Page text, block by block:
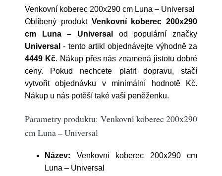
Venkovní koberec 200x290 cm Luna – Universal
Oblíbený produkt Venkovní koberec 200x290
cm Luna – Universal
od populární značky
Universal - tento artikl objednávejte výhodně za
4449 Kč. Nákup přes nás znamená jistotu dobré
ceny. Pokud nechcete platit dopravu, stačí
vytvořit objednávku v minimální hodnotě Kč.
Nákup u nás potěší také vaši peněženku.
Parametry produktu: Venkovní koberec 200x290
cm Luna – Universal
Název: Venkovní koberec 200x290 cm
Luna – Universal